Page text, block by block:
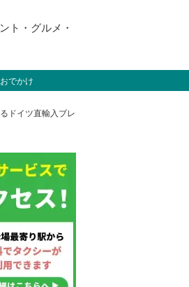
ト・グルメ・
おでかけ
ドイツ直輸入ブレ